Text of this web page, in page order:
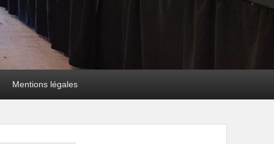
Mentions légales